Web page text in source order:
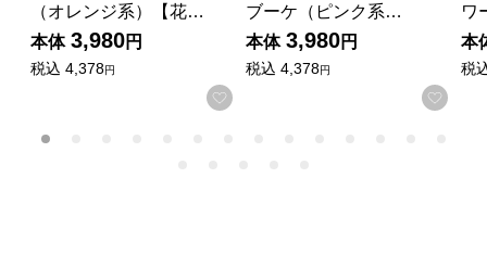
（オレンジ系）【花…
本体 3,980円
税込 4,378円
お気に入りに登録する
ブーケ（ピンク系…
本体 3,980円
税込 4,378円
お気
ワ
本
税